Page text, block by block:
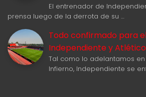
El entrenador de
prensa luego de la derrota de su …
Todo confirmado para
Independiente y
Tal como lo adelantamos en
Infierno, Independiente se